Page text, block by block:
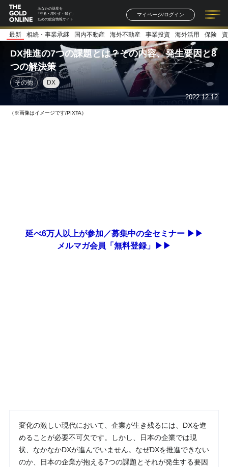
あなたの財産を
「守る・増やす・残す」
ための総合情報サイト
マイページ/ログイン
記事一覧 連載一覧
著者一覧 書籍一覧
最新 相続・事業承継 国内不動産 海外不動産 事業投資 海外活用 保険
DX推進の7つの課題とは？その内容、発生要因と8
つの解決策
その他 DX
2022.12.12
（※画像はイメージです/PIXTA）
延べ6万人以上が参加／募集中の全セミナー ▶▶
メルマガ会員「無料登録」▶▶
変化の激しい現代において、企業が生き残るには、DXを進
めることが必要不可欠です。しかし、日本の企業では現
状、なかなかDXが進んでいません。なぜDXを推進できない
のか、日本の企業が抱える7つの課題とそれが発生する要因